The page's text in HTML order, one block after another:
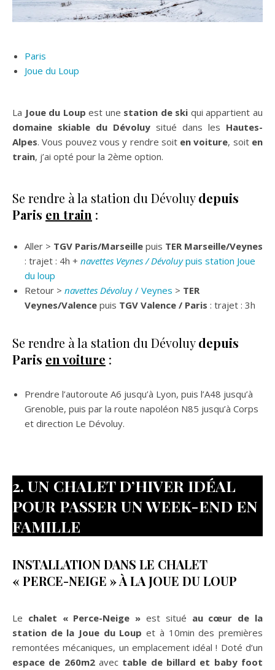
Paris
Joue du Loup
La Joue du Loup est une station de ski qui appartient au
domaine skiable du Dévoluy situé dans les Hautes-
Alpes. Vous pouvez vous y rendre soit en voiture, soit en
train, j’ai opté pour la 2ème option.
Se rendre à la station du Dévoluydepuis
Paris en train :
Aller > TGV Paris/Marseille puis TER Marseille/Veynes
: trajet : 4h + navettes Veynes / Dévoluypuis station Joue
du loup
Retour > navettes Dévoluy / Veynes > TER
Veynes/Valence puis TGV Valence / Paris : trajet : 3h
Se rendre à la station du Dévoluydepuis
Paris en voiture :
Prendre l’autoroute A6 jusqu’à Lyon, puis l’A48 jusqu’à
Grenoble, puis par la route napoléon N85 jusqu’à Corps
et direction Le Dévoluy.
2. UN CHALET D’HIVER IDÉAL
POUR PASSER UN WEEK-END EN
FAMILLE
INSTALLATION DANS LE CHALET
« PERCE-NEIGE » À LA JOUE DU LOUP
Le chalet « Perce-Neige » est situé au cœur de la
station de la Joue du Loup et à 10min des premières
remontées mécaniques, un emplacement idéal ! Doté d’un
espace de 260m2avec table de billard et baby foot